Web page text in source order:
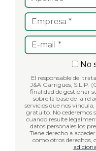
No
El responsable del
J&A Garrigues, S.L.P. (Garrigues), quien los tratará con la
finalidad de gestionar
sobre la base de la
servicios que nos
gratuito. No cederemos
cuando resulte
datos personales los
Tiene derecho a
como otros derechos,